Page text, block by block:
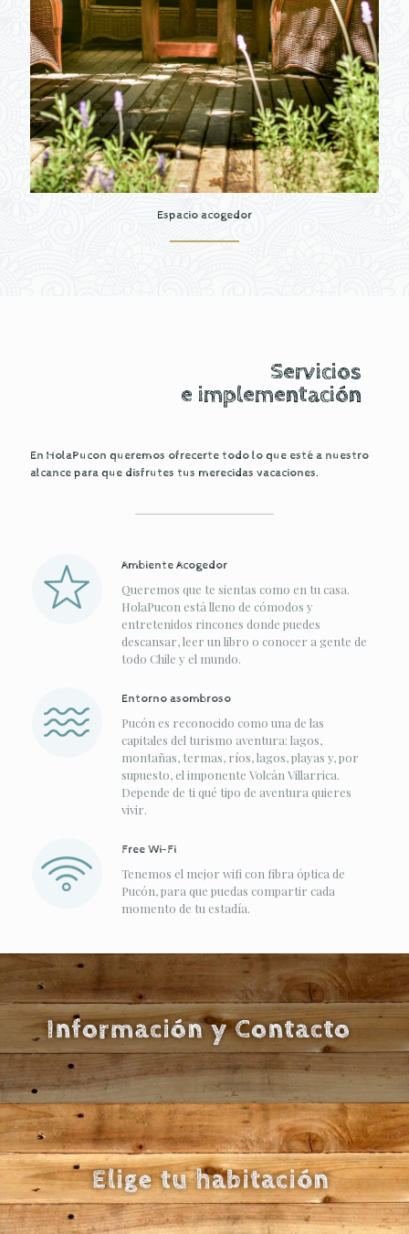
Espacio acogedor
Servicios
e implementación
En HolaPucon queremos ofrecerte todo lo que esté a nuestro
alcance para que disfrutes tus merecidas vacaciones.
Ambiente Acogedor
Queremos que te sientas como en tu casa.
HolaPucon está lleno de cómodos y
entretenidos rincones donde puedes
descansar, leer un libro o conocer a gente de
todo Chile y el mundo.
Entorno asombroso
Pucón es reconocido como una de las
capitales del turismo aventura: lagos,
montañas, termas, ríos, lagos, playas y, por
supuesto, el imponente Volcán Villarrica.
Depende de ti qué tipo de aventura quieres
vivir.
Free Wi-Fi
Tenemos el mejor wifi con fibra óptica de
Pucón, para que puedas compartir cada
momento de tu estadía.